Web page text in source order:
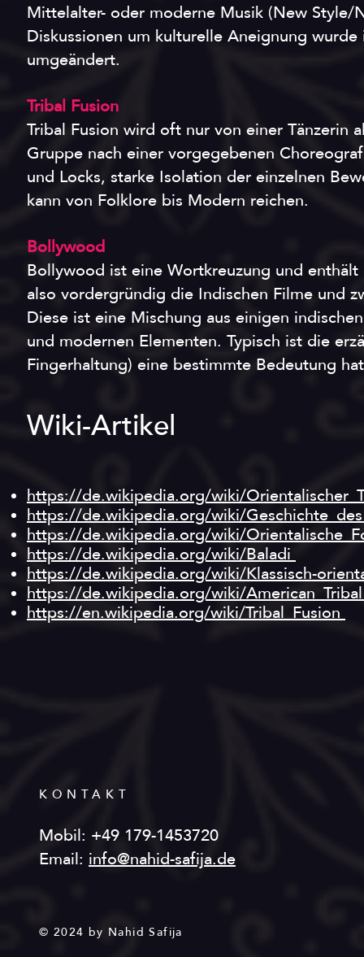
Mittelalter- oder moderne Musik (New Style/
Diskussionen um kulturelle Aneignung wurde
umgeändert.
Tribal Fusion
Tribal Fusion wird oft nur von einer Tänzerin
Gruppe nach einer vorgegebenen
und Locks, starke Isolation der einzelnen
kann von Folklore bis Modern reichen.
Bollywood
Bollywood ist eine Wortkreuzung und
also vordergründig die Indischen Filme und
Diese ist eine Mischung aus einigen
und modernen Elementen. Typisch ist die
Fingerhaltung) eine bestimmte Bedeutung
Wiki-Artikel
https://de.wikipedia.org/wiki/
https://de.wikipedia.org/wiki/
https://de.wikipedia.org/wiki/
https://de.wikipedia.org/wiki/Baladi
https://de.wikipedia.org/wiki/Klassisch-
https://de.wikipedia.org/wiki/
https://en.wikipedia.org/wiki/Tribal_Fusion
KONTAKT
Mobil: +49 179-1453720
Email: info@nahid-safija.de
© 2024 by Nahid Safija